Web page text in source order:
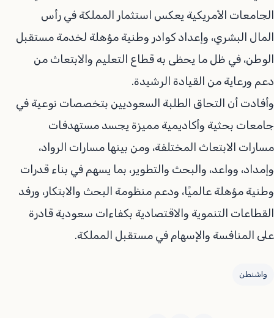
الجامعات الأمريكية يعكس استثمار المملكة في رأس
المال البشري، وإعداد كوادر وطنية مؤهلة لخدمة مستقبل
الوطن، في ظل ما يحظى به قطاع التعليم والابتعاث من
دعم ورعاية من القيادة الرشيدة.
وأفادت أن التحاق الطلبة السعوديين بتخصصات نوعية في
جامعات بحثية وأكاديمية مميزة يجسد مستهدفات
مسارات الابتعاث المختلفة، ومن بينها مسارات الرواد،
وإمداد، وواعد، والبحث والتطوير، بما يسهم في بناء قدرات
وطنية مؤهلة عالميًا، ودعم منظومة البحث والابتكار، ورفد
القطاعات التنموية والاقتصادية بكفاءات سعودية قادرة
على المنافسة والإسهام في مستقبل المملكة.
واشنطن